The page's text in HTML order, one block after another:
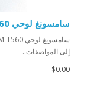
سامسونغ لوحي SM-T560
إلى المواصفات..
$0.00